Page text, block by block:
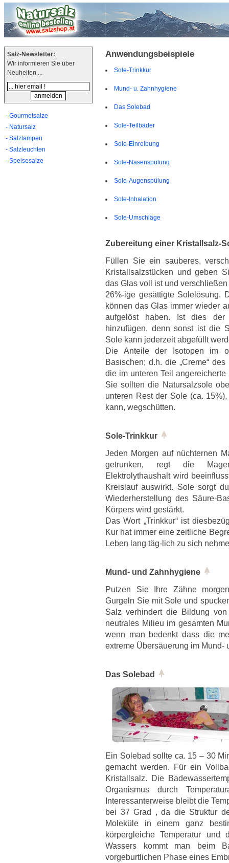
Salz-Newsletter:
Wir informieren Sie über
Neuheiten ...
- Gourmetsalze
- Natursalz
- Salzlampen
- Salzleuchten
- Speisesalze
Anwendungsbeispiele
Sole-Trinkkur
Mund- u. Zahnhygiene
Das Solebad
Sole-Teilbäder
Sole-Einreibung
Sole-Nasenspülung
Sole-Augenspülung
Sole-Inhalation
Sole-Umschläge
Zubereitung einer Kristallsalz-
Füllen Sie ein sauberes,
Kristallsalzstücken und geben
das Glas voll ist und
26%-ige gesättigte Solelösung.
können das Glas immer wieder
aufgelöst haben. Ist dies
hinzufügen, denn sonst ist die
Sole kann jederzeit abgefüllt
Die Anteile der Isotopen im
Basischen; d.h. die „Creme“
die im unteren Teil
Sie sollten die Natursalzsole
unteren Rest der Sole (ca.
kann, wegschütten.
Sole-Trinkkur
Jeden Morgen auf nüchternen
getrunken, regt die
Elektrolythaushalt wird
Kreislauf auswirkt. Sole sorgt
Wiederherstellung des Säure-
Körpers wird gestärkt.
Das Wort „Trinkkur“ ist
Kur hat immer eine zeitliche
Leben lang täg-lich zu sich
Mund- und Zahnhygiene
Putzen Sie Ihre Zähne
Gurgeln Sie mit Sole und
Salz verhindert die Bildung
neutrales Milieu im gesamten
wenn man bedenkt dass die
extreme Übersäuerung im Mund-
Das Solebad
Ein Solebad sollte ca. 15 – 30
gemacht werden. Für ein
Kristallsalz. Die
Organismus durch
Interessanterweise bleibt die
bei 37 Grad , da die Struktur
Moleküle in einem ganz
körpergleiche Temperatur und
Wassers kommt man beim
vorgeburtlichen Phase eines